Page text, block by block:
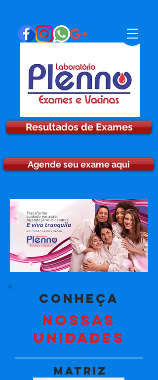
Resultados de Exames
Agende seu exame aqui
conheça
nossas
unidades
matriz